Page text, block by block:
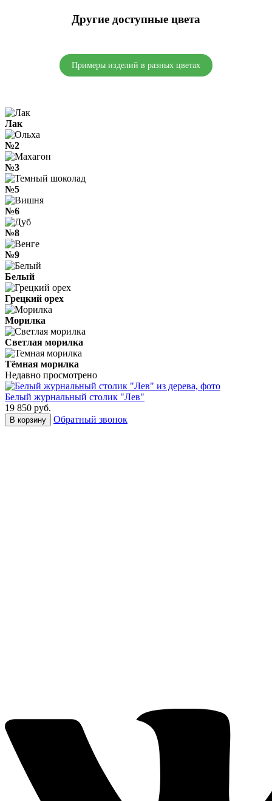
Другие доступные цвета
Примеры изделий в разных цветах
Лак
№2
№3
№5
№6
№8
№9
Белый
Грецкий орех
Морилка
Светлая морилка
Тёмная морилка
Недавно просмотрено
Белый журнальный столик "Лев"
19 850 руб.
В корзину Обратный звонок